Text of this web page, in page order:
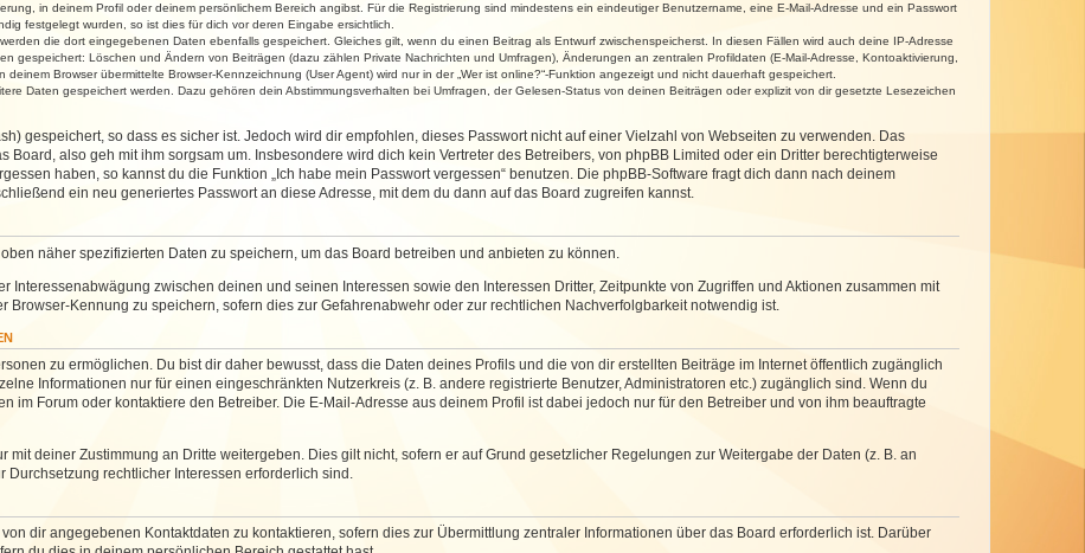
in deinem Profil oder deinem persönlichem Bereich angibst. Für die Registrierung sind mindestens ein eindeutiger Benutzername, eine E-Mail-Adresse und ein Passwort
festgelegt wurden, so ist dies für dich vor deren Eingabe ersichtlich.
die dort eingegebenen Daten ebenfalls gespeichert. Gleiches gilt, wenn du einen Beitrag als Entwurf zwischenspeicherst. In diesen Fällen wird auch deine IP-Adresse
gespeichert: Löschen und Ändern von Beiträgen (dazu zählen Private Nachrichten und Umfragen), Änderungen an zentralen Profildaten (E-Mail-Adresse, Kontoaktivierung,
Browser übermittelte Browser-Kennzeichnung (User Agent) wird nur in der „Wer ist online?“-Funktion angezeigt und nicht dauerhaft gespeichert.
Daten gespeichert werden. Dazu gehören dein Abstimmungsverhalten bei Umfragen, der Gelesen-Status von deinen Beiträgen oder explizit von dir gesetzte Lesezeichen
gespeichert, so dass es sicher ist. Jedoch wird dir empfohlen, dieses Passwort nicht auf einer Vielzahl von Webseiten zu verwenden. Das
Board, also geh mit ihm sorgsam um. Insbesondere wird dich kein Vertreter des Betreibers, von phpBB Limited oder ein Dritter berechtigterweise
haben, so kannst du die Funktion „Ich habe mein Passwort vergessen“ benutzen. Die phpBB-Software fragt dich dann nach deinem
ein neu generiertes Passwort an diese Adresse, mit dem du dann auf das Board zugreifen kannst.
näher spezifizierten Daten zu speichern, um das Board betreiben und anbieten zu können.
Interessenabwägung zwischen deinen und seinen Interessen sowie den Interessen Dritter, Zeitpunkte von Zugriffen und Aktionen zusammen mit
Kennung zu speichern, sofern dies zur Gefahrenabwehr oder zur rechtlichen Nachverfolgbarkeit notwendig ist.
zu ermöglichen. Du bist dir daher bewusst, dass die Daten deines Profils und die von dir erstellten Beiträge im Internet öffentlich zugänglich
Informationen nur für einen eingeschränkten Nutzerkreis (z. B. andere registrierte Benutzer, Administratoren etc.) zugänglich sind. Wenn du
im Forum oder kontaktiere den Betreiber. Die E-Mail-Adresse aus deinem Profil ist dabei jedoch nur für den Betreiber und von ihm beauftragte
deiner Zustimmung an Dritte weitergeben. Dies gilt nicht, sofern er auf Grund gesetzlicher Regelungen zur Weitergabe der Daten (z. B. an
rechtlicher Interessen erforderlich sind.
dir angegebenen Kontaktdaten zu kontaktieren, sofern dies zur Übermittlung zentraler Informationen über das Board erforderlich ist. Darüber